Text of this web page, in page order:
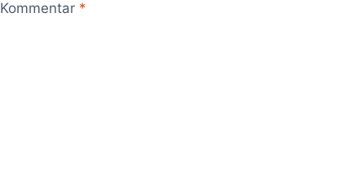
Kommentar *